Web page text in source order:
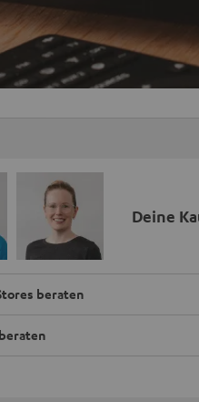
Deine
beraten